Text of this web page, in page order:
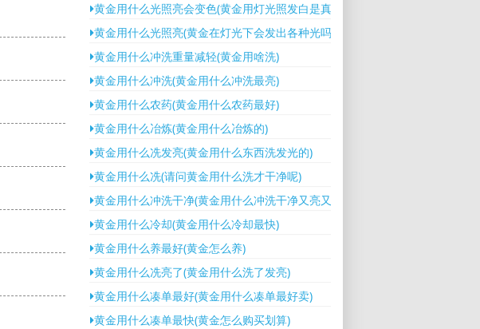
黄金用什么光照亮会变色(黄金用灯光照发白是真的吗)
黄金用什么光照亮(黄金在灯光下会发出各种光吗)
黄金用什么冲洗重量减轻(黄金用啥洗)
黄金用什么冲洗(黄金用什么冲洗最亮)
黄金用什么农药(黄金用什么农药最好)
黄金用什么冶炼(黄金用什么冶炼的)
黄金用什么冼发亮(黄金用什么东西洗发光的)
黄金用什么冼(请问黄金用什么洗才干净呢)
黄金用什么冲洗干净(黄金用什么冲洗干净又亮又亮)
黄金用什么冷却(黄金用什么冷却最快)
黄金用什么养最好(黄金怎么养)
黄金用什么冼亮了(黄金用什么洗了发亮)
黄金用什么凑单最好(黄金用什么凑单最好卖)
黄金用什么凑单最快(黄金怎么购买划算)